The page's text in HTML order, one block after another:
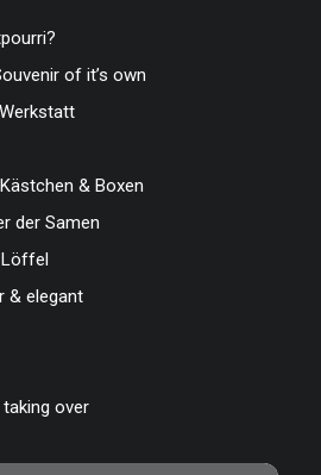
of it’s own
& Boxen
der Samen
& elegant
over